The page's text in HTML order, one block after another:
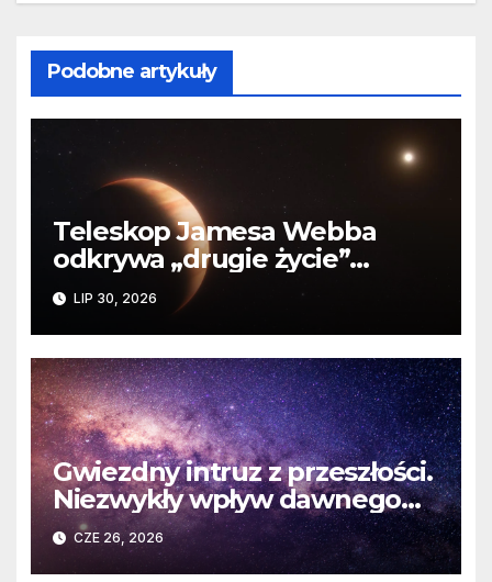
Podobne artykuły
Teleskop Jamesa Webba
odkrywa „drugie życie”
planety krążącej wokół
martwej gwiazdy
LIP 30, 2026
Gwiezdny intruz z przeszłości.
Niezwykły wpływ dawnego
spotkania na komety Układu
Słonecznego
CZE 26, 2026